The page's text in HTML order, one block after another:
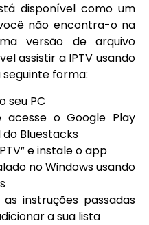
disponível como um
não encontra-o na
versão de arquivo
assistir a IPTV usando
forma:
seu PC
o Google Play
Bluestacks
e instale o app
no Windows usando
instruções passadas
a sua lista